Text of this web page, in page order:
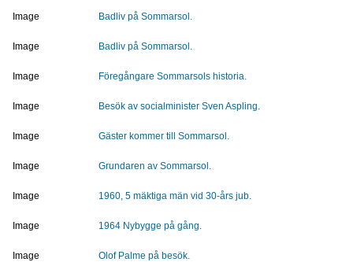
Image Badliv på Sommarsol.
Image Badliv på Sommarsol.
Image Föregångare Sommarsols historia.
Image Besök av socialminister Sven Aspling.
Image Gäster kommer till Sommarsol.
Image Grundaren av Sommarsol.
Image 1960, 5 mäktiga män vid 30-års jub.
Image 1964 Nybygge på gång.
Image Olof Palme på besök.